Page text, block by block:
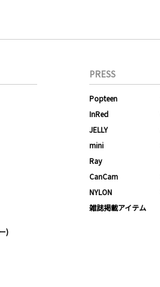
)
PRESS
Popteen
InRed
JELLY
mini
Ray
CanCam
NYLON
雑誌掲載アイテム